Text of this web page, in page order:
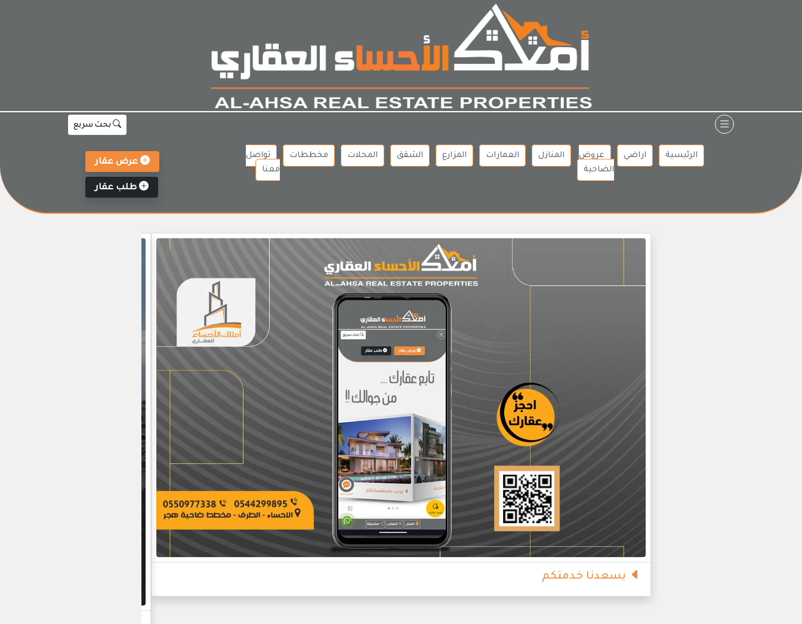
بحث سريع
الرئيسية اراضي
عروض
الضاحية
المنازل العمارات المزارع الشقق المحلات مخططات
تواصل
معنا
عرض عقار
طلب عقار
يسعدنا خدمتكم